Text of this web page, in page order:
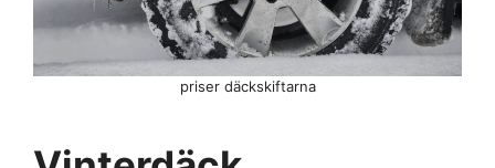
priser däckskiftarna